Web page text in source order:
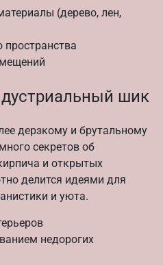
(дерево, лен,
шик
дерзкому и брутальному
секретов об
и открытых
делится идеями для
и уюта.
недорогих